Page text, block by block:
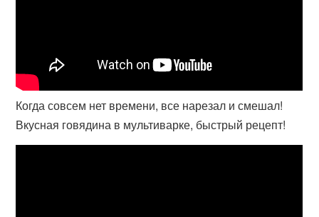
Когда совсем нет времени, все нарезал и смешал!
Вкусная говядина в мультиварке, быстрый рецепт!